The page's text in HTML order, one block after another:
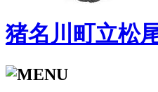
猪名川町立松